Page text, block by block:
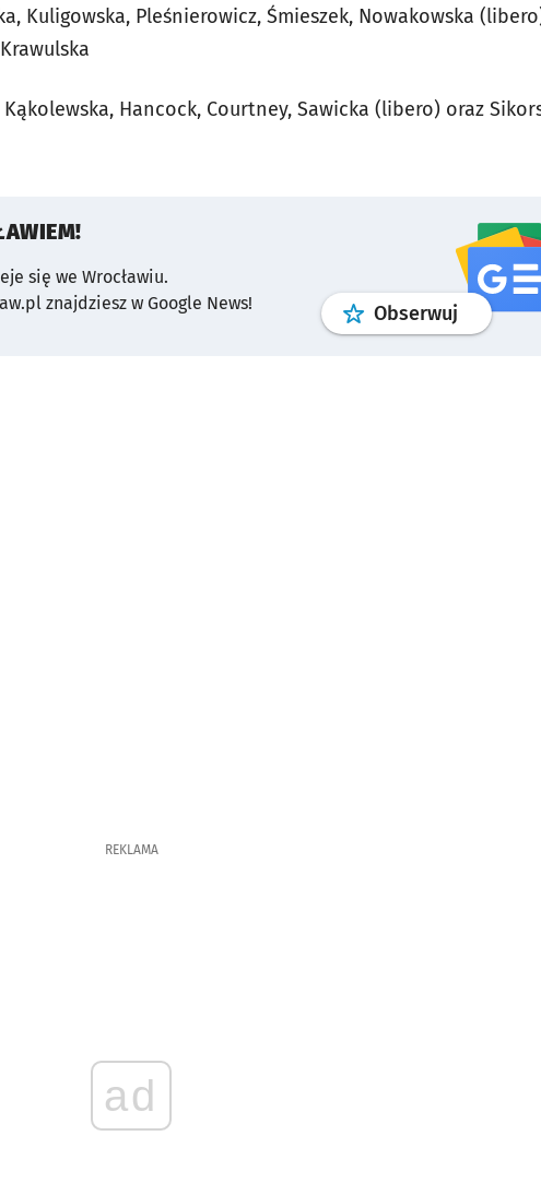
Kuligowska, Pleśnierowicz, Śmieszek, Nowakowska
Hancock, Courtney, Sawicka (libero) oraz
się we Wrocławiu.
znajdziesz w Google News!
Obserwuj profil
REKLAMA
ad